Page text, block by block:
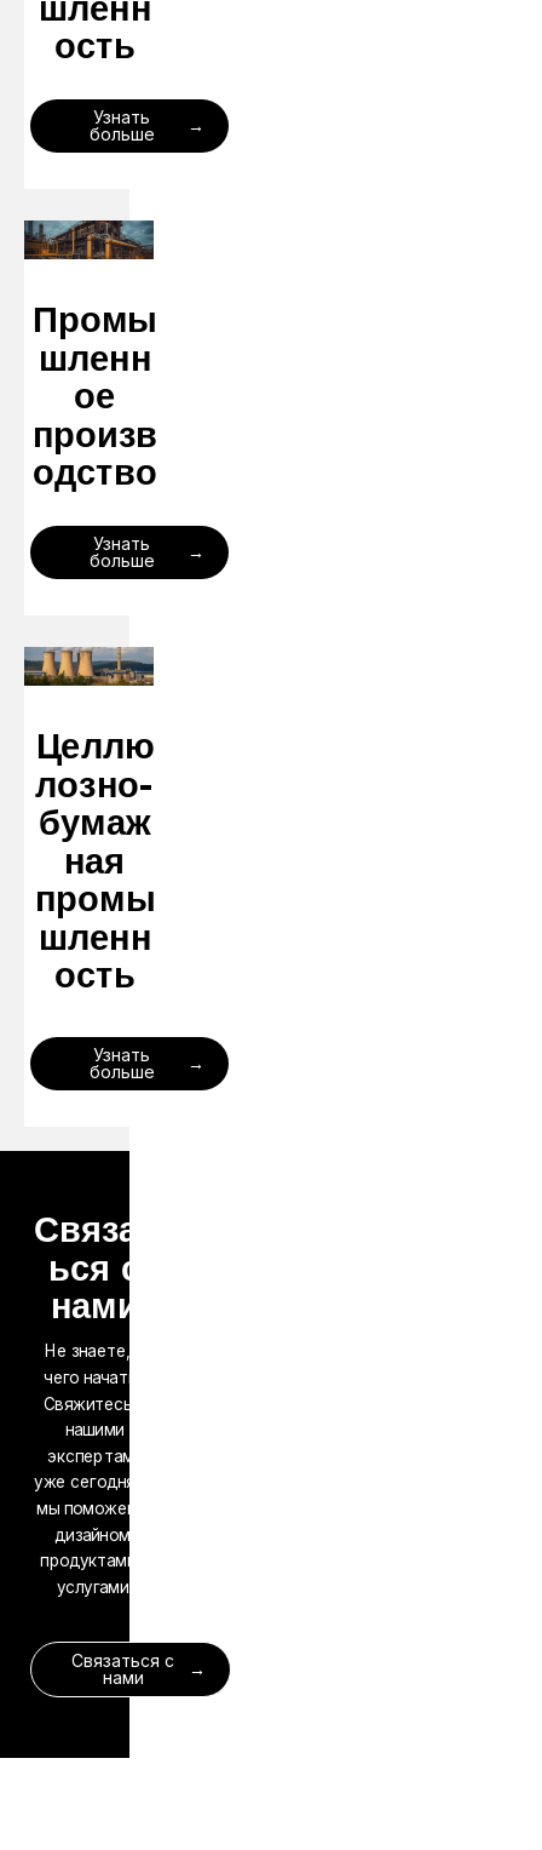
шленн
ость
Узнать
больше
Промы
шленн
ое
произв
одство
Узнать
больше
Целлю
лозно-
бумаж
ная
промы
шленн
ость
Узнать
больше
Связат
ься с
нами
Не знаете, с
чего начать?
Свяжитесь с
нашими
экспертами
уже сегодня —
мы поможем с
дизайном,
продуктами и
услугами.
Связаться с
нами